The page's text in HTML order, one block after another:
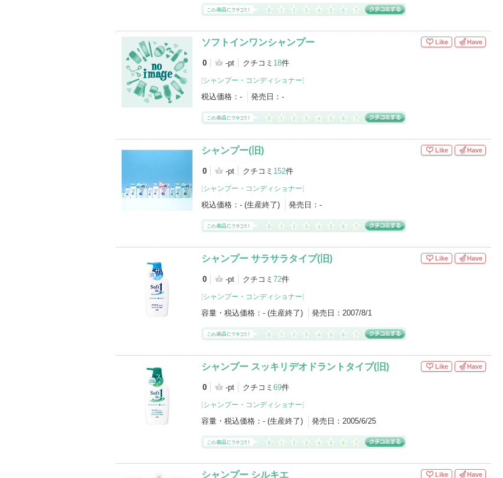
ソフトインワンシャンプー
0 -pt クチコミ 18件
[シャンプー・コンディショナー]
税込価格： - 発売日： -
Like Have
シャンプー(旧)
0 -pt クチコミ 152件
[シャンプー・コンディショナー]
税込価格： - (生産終了) 発売日： -
Like Have
シャンプー サラサラタイプ(旧)
0 -pt クチコミ 72件
[シャンプー・コンディショナー]
容量・税込価格： - (生産終了) 発売日： 2007/8/1
Like Have
シャンプー スッキリデオドラントタイプ(旧)
0 -pt クチコミ 69件
[シャンプー・コンディショナー]
容量・税込価格： - (生産終了) 発売日： 2005/6/25
Like Have
シャンプー シルキエ Like Have